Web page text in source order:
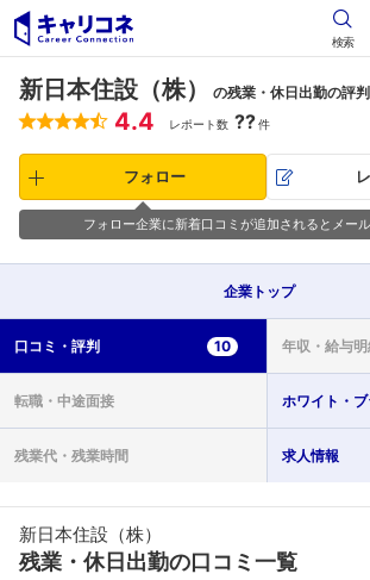
検索
新日本住設（株） の残業・休日出勤の評
4.4 レポート数 ??件
フォロー
フォロー企業に新着口コミが追加されるとメー
企業 トップ
口コミ・ 評判 10 年収・ 給与
転職・ 中途面接 ホワイト・
残業代・ 残業時間 求人情報
新日本住設（株）
残業・休日出勤の口コミ一覧